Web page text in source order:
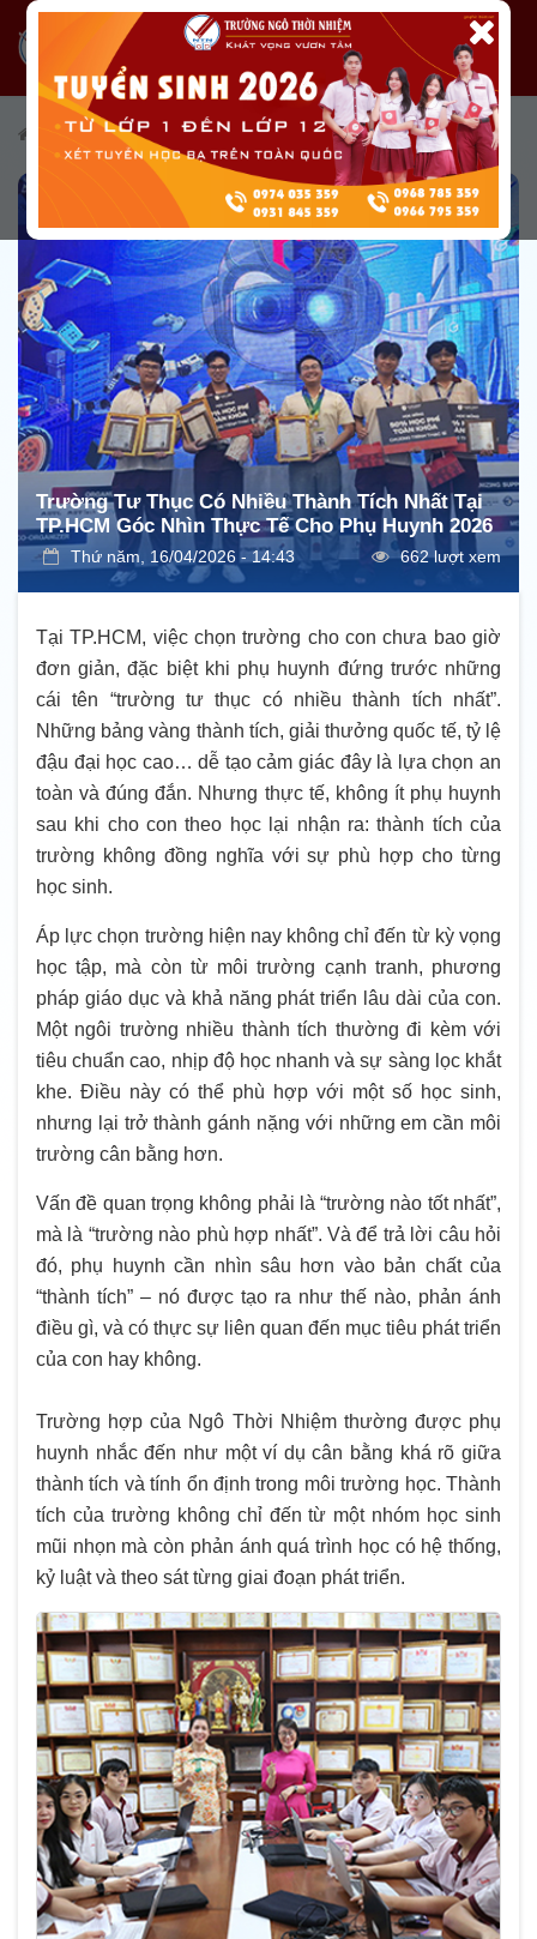
Tuyển sinh/Cẩm nang tuyển sinh
Trường Tư Thục Có Nhiều Thành Tích Nhất Tại
TP.HCM Góc Nhìn Thực Tế Cho Phụ Huynh 2026
Thứ năm, 16/04/2026 - 14:43 662 lượt xem
Tại TP.HCM, việc chọn trường cho con chưa bao giờ
đơn giản, đặc biệt khi phụ huynh đứng trước những
cái tên “trường tư thục có nhiều thành tích nhất”.
Những bảng vàng thành tích, giải thưởng quốc tế, tỷ lệ
đậu đại học cao… dễ tạo cảm giác đây là lựa chọn an
toàn và đúng đắn. Nhưng thực tế, không ít phụ huynh
sau khi cho con theo học lại nhận ra: thành tích của
trường không đồng nghĩa với sự phù hợp cho từng
học sinh.
Áp lực chọn trường hiện nay không chỉ đến từ kỳ vọng
học tập, mà còn từ môi trường cạnh tranh, phương
pháp giáo dục và khả năng phát triển lâu dài của con.
Một ngôi trường nhiều thành tích thường đi kèm với
tiêu chuẩn cao, nhịp độ học nhanh và sự sàng lọc khắt
khe. Điều này có thể phù hợp với một số học sinh,
nhưng lại trở thành gánh nặng với những em cần môi
trường cân bằng hơn.
Vấn đề quan trọng không phải là “trường nào tốt nhất”,
mà là “trường nào phù hợp nhất”. Và để trả lời câu hỏi
đó, phụ huynh cần nhìn sâu hơn vào bản chất của
“thành tích” – nó được tạo ra như thế nào, phản ánh
điều gì, và có thực sự liên quan đến mục tiêu phát triển
của con hay không.
Trường hợp của Ngô Thời Nhiệm thường được phụ
huynh nhắc đến như một ví dụ cân bằng khá rõ giữa
thành tích và tính ổn định trong môi trường học. Thành
tích của trường không chỉ đến từ một nhóm học sinh
mũi nhọn mà còn phản ánh quá trình học có hệ thống,
kỷ luật và theo sát từng giai đoạn phát triển.